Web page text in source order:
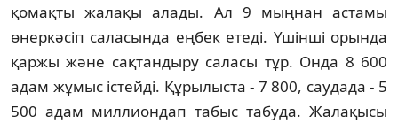
қомақты жалақы алады. Ал 9 мыңнан астамы
өнеркәсіп саласында еңбек етеді. Үшінші орында
қаржы және сақтандыру саласы тұр. Онда 8 600
адам жұмыс істейді. Құрылыста - 7 800, саудада - 5
500 адам миллиондап табыс табуда. Жалақысы